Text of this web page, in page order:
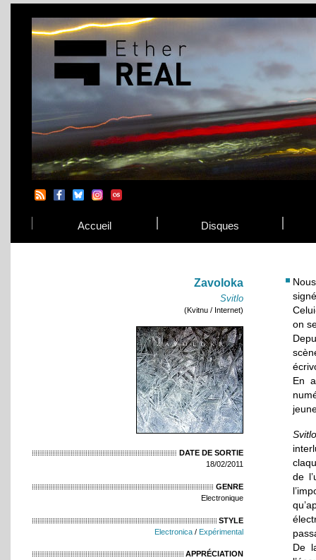
Accueil Disques
Zavoloka
Svitlo
(Kvitnu / Internet)
DATE DE SORTIE
18/02/2011
GENRE
Electronique
STYLE
Electronica / Expérimental
APPRÉCIATION
on
En
Svitlo
de
De